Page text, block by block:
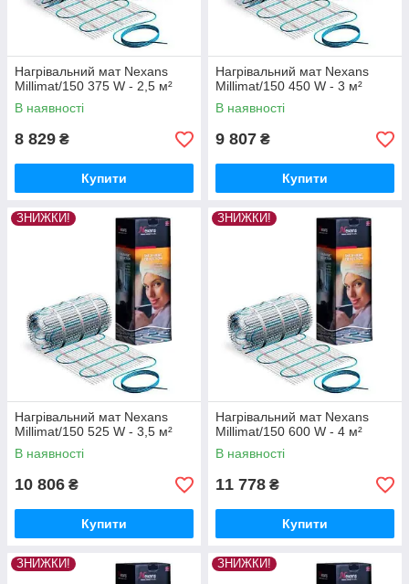
Нагрівальний мат Nexans
Millimat/150 375 W - 2,5 м²
В наявності
8 829 ₴
Купити
Нагрівальний мат Nexans
Millimat/150 450 W - 3 м²
В наявності
9 807 ₴
Купити
ЗНИЖКИ!
Нагрівальний мат Nexans
Millimat/150 525 W - 3,5 м²
В наявності
10 806 ₴
Купити
ЗНИЖКИ!
Нагрівальний мат Nexans
Millimat/150 600 W - 4 м²
В наявності
11 778 ₴
Купити
ЗНИЖКИ! ЗНИЖКИ!